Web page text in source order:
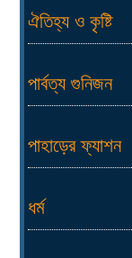
ঐতিহ্য ও কৃষ্টি
পার্বত্য গুনিজন
পাহাড়ের ফ্যাশন
ধর্ম